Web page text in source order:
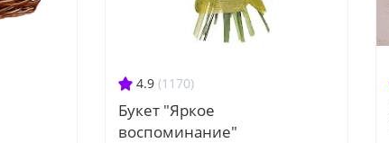
4.9 (1170)
Букет "Яркое
воспоминание"